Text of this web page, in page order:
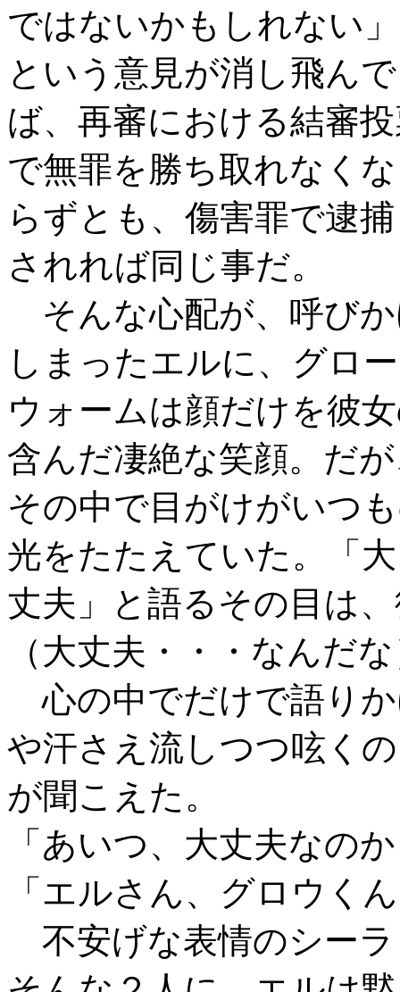
ではないかもしれない」
という意見が消し飛ん
ば、再審における結審
で無罪を勝ち取れなく
らずとも、傷害罪で逮捕
されれば同じ事だ。
そんな心配が、呼び
しまったエルに、グロー
ウォームは顔だけを彼
含んだ凄絶な笑顔。だ
その中で目がけがいつ
光をたたえていた。「大
丈夫」と語るその目は
（大丈夫・・・なんだ
心の中でだけで語り
や汗さえ流しつつ呟くの
が聞こえた。
「あいつ、大丈夫なの
「エルさん、グロウく
不安げな表情のシー